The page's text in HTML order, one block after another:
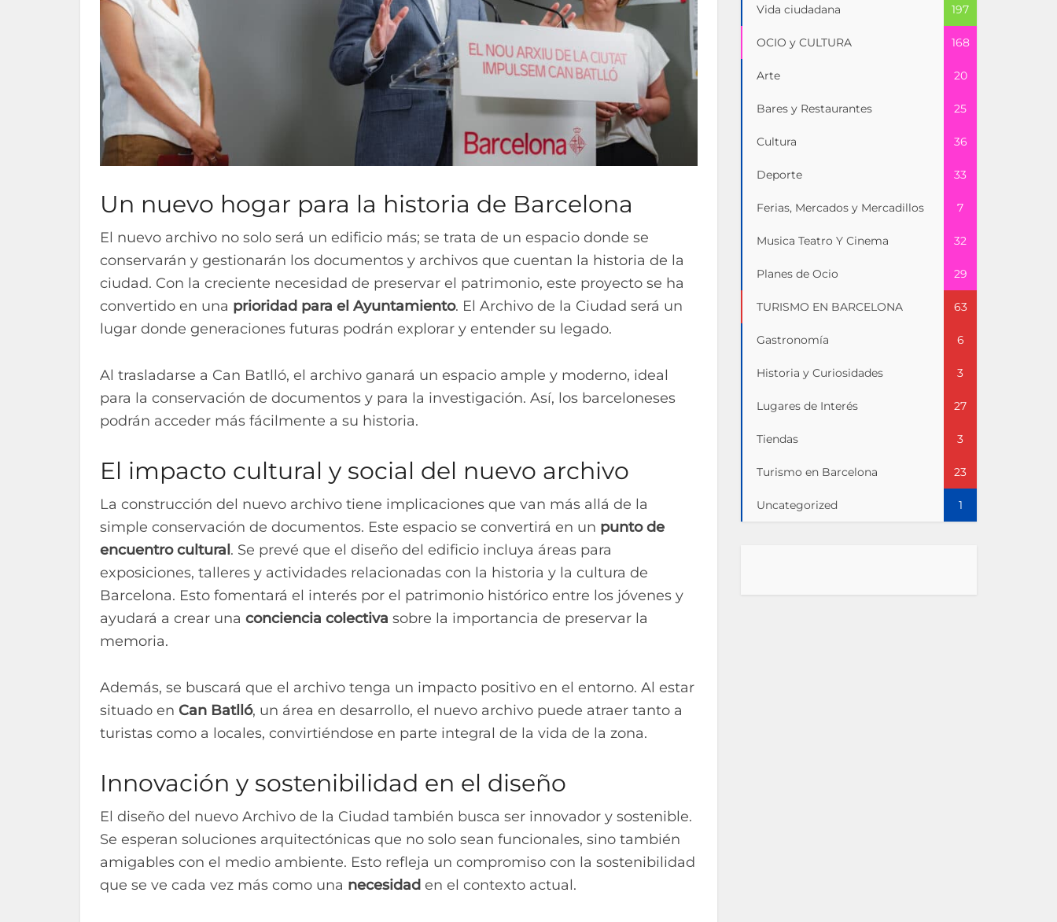
Un nuevo hogar para la historia de Barcelona
El nuevo archivo no solo será un edificio más; se trata de un espacio donde se
conservarán y gestionarán los documentos y archivos que cuentan la historia de la
ciudad. Con la creciente necesidad de preservar el patrimonio, este proyecto se ha
convertido en una prioridad para el Ayuntamiento. El Archivo de la Ciudad será un
lugar donde generaciones futuras podrán explorar y entender su legado.
Al trasladarse a Can Batlló, el archivo ganará un espacio ample y moderno, ideal
para la conservación de documentos y para la investigación. Así, los barceloneses
podrán acceder más fácilmente a su historia.
El impacto cultural y social del nuevo archivo
La construcción del nuevo archivo tiene implicaciones que van más allá de la
simple conservación de documentos. Este espacio se convertirá en un punto de
encuentro cultural . Se prevé que el diseño del edificio incluya áreas para
exposiciones, talleres y actividades relacionadas con la historia y la cultura de
Barcelona. Esto fomentará el interés por el patrimonio histórico entre los jóvenes y
ayudará a crear una conciencia colectiva sobre la importancia de preservar la
memoria.
Además, se buscará que el archivo tenga un impacto positivo en el entorno. Al estar
situado en Can Batlló, un área en desarrollo, el nuevo archivo puede atraer tanto a
turistas como a locales, convirtiéndose en parte integral de la vida de la zona.
Innovación y sostenibilidad en el diseño
El diseño del nuevo Archivo de la Ciudad también busca ser innovador y sostenible.
Se esperan soluciones arquitectónicas que no solo sean funcionales, sino también
amigables con el medio ambiente. Esto refleja un compromiso con la sostenibilidad
que se ve cada vez más como una necesidad en el contexto actual.
Vida ciudadana 197
OCIO y CULTURA 168
Arte 20
Bares y Restaurantes 25
Cultura 36
Deporte 33
Ferias, Mercados y Mercadillos 7
Musica Teatro Y Cinema 32
Planes de Ocio 29
TURISMO EN BARCELONA 63
Gastronomía 6
Historia y Curiosidades 3
Lugares de Interés 27
Tiendas 3
Turismo en Barcelona 23
Uncategorized 1